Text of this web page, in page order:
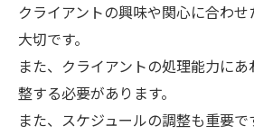
クライアントの興味や関心に合わ
大切です。
また、クライアントの処理能力に
整する必要があります。
また、スケジュールの調整も重要で